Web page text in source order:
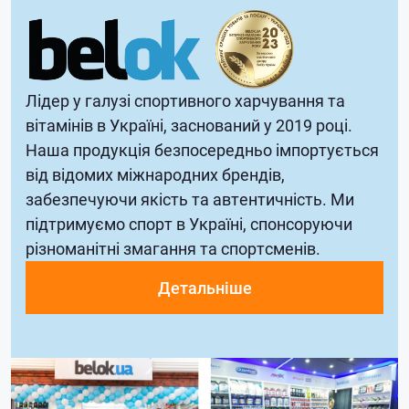
Лідер у галузі спортивного харчування та
вітамінів в Україні, заснований у 2019 році.
Наша продукція безпосередньо імпортується
від відомих міжнародних брендів,
забезпечуючи якість та автентичність. Ми
підтримуємо спорт в Україні, спонсоруючи
різноманітні змагання та спортсменів.
Детальніше